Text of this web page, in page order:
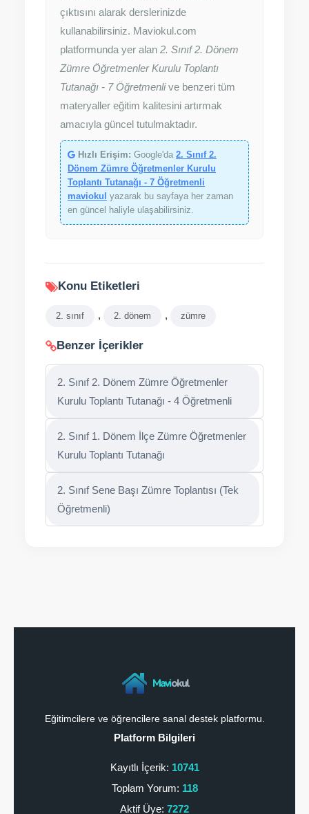
çıktısını alarak derslerinizde
kullanabilirsiniz. Maviokul.com
platformunda yer alan 2. Sınıf 2. Dönem
Zümre Öğretmenler Kurulu Toplantı
Tutanağı - 7 Öğretmenlive benzeri tüm
materyaller eğitim kalitesini artırmak
amacıyla güncel tutulmaktadır.
Hızlı Erişim: Google'da 2. Sınıf 2.
Dönem Zümre Öğretmenler Kurulu
Toplantı Tutanağı - 7 Öğretmenli
maviokul yazarak bu sayfaya her zaman
en güncel haliyle ulaşabilirsiniz.
Konu Etiketleri
2. sınıf , 2. dönem , zümre
Benzer İçerikler
2. Sınıf 2. Dönem Zümre Öğretmenler
Kurulu Toplantı Tutanağı - 4 Öğretmenli
2. Sınıf 1. Dönem İlçe Zümre Öğretmenler
Kurulu Toplantı Tutanağı
2. Sınıf Sene Başı Zümre Toplantısı (Tek
Öğretmenli)
Maviokul
Eğitimcilere ve öğrencilere sanal destek platformu.
Platform Bilgileri
Kayıtlı İçerik: 10741
Toplam Yorum: 118
Aktif Üye: 7272